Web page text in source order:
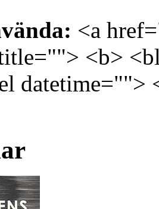
<a
<b>